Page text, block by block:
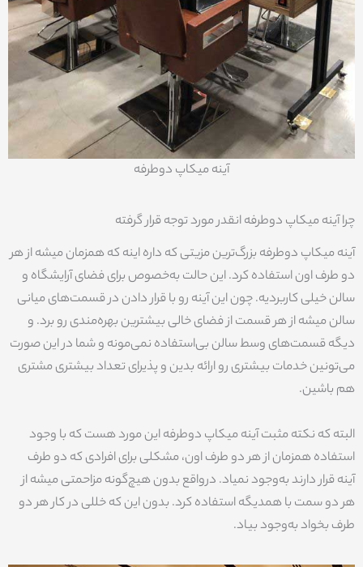
آینه میکاپ دوطرفه
چرا آینه میکاپ دوطرفه انقدر مورد توجه قرار گرفته
آینه میکاپ دوطرفه بزرگ‌ترین مزیتی که داره اینه که همزمان میشه از هر
دو طرف اون استفاده کرد. این حالت به‌خصوص برای فضای آرایشگاه و
سالن خیلی کاربردیه. چون این آینه رو با قرار دادن در قسمت‌های میانی
سالن میشه از هر قسمت از فضای خالی بیشترین بهره‌مندی رو برد. و
دیگه قسمت‌های وسط سالن بی‌استفاده نمی‌مونه و شما در این صورت
می‌تونین خدمات بیشتری رو ارائه بدین و پذیرای تعداد بیشتری مشتری
هم باشین.
البته که نکته مثبت آینه میکاپ دوطرفه این مورد هست که با وجود
استفاده همزمان از هر دو طرف اون، مشکلی برای افرادی که دو طرف
آینه قرار دارند به‌وجود نمیاد. درواقع بدون هیچ‌گونه مزاحمتی میشه از
هر دو سمت با همدیگه استفاده کرد. بدون این که خللی در کار هر دو
طرف بخواد به‌وجود بیاد.